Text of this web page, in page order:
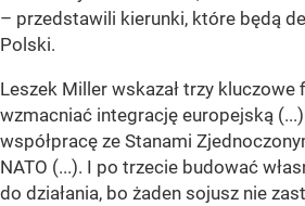
– przedstawili kierunki, które będą
Polski.
Leszek Miller wskazał trzy kluczowe
wzmacniać integrację europejską
współpracę ze Stanami
NATO (...). I po trzecie budować
do działania, bo żaden sojusz nie